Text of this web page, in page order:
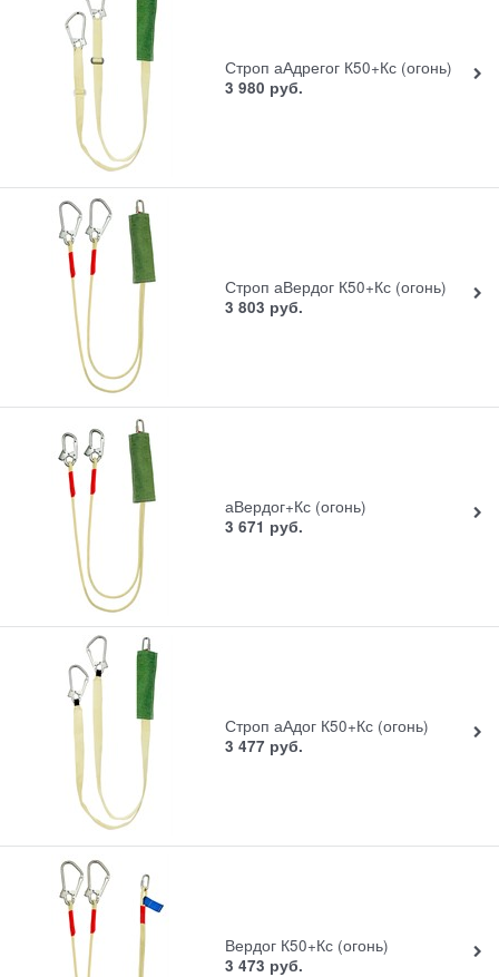
Строп аАдрегог К50+Кс (огонь)
3 980 руб.
Строп аВердог К50+Кс (огонь)
3 803 руб.
аВердог+Кс (огонь)
3 671 руб.
Строп аАдог К50+Кс (огонь)
3 477 руб.
Вердог К50+Кс (огонь)
3 473 руб.